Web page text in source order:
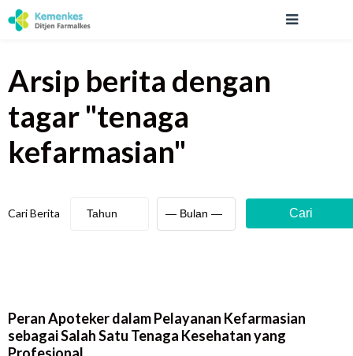
Arsip berita dengan
tagar "tenaga
kefarmasian"
Cari Berita Cari
Peran Apoteker dalam Pelayanan Kefarmasian
sebagai Salah Satu Tenaga Kesehatan yang